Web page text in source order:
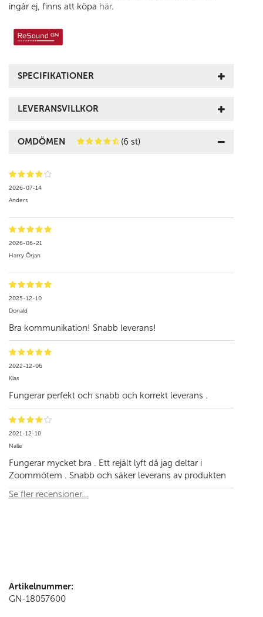
ingår ej, finns att köpa här.
SPECIFIKATIONER
LEVERANSVILLKOR
OMDÖMEN (6 st)
2026-07-14
Anders
2026-06-21
Harry Örjan
2025-12-10
Donald
Bra kommunikation! Snabb leverans!
2022-12-06
Klas
Fungerar perfekt och snabb och korrekt leverans .
2021-12-10
Nalle
Fungerar mycket bra . Ett rejält lyft då jag deltar i
Zoommötem . Snabb och säker leverans av produkten
Se fler recensioner...
Artikelnummer:
GN-18057600